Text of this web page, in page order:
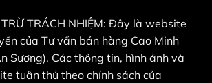
TRỪ TRÁCH NHIỆM: Đây là website
của Tư vấn bán hàng Cao Minh
Sương). Các thông tin, hình ảnh và
tuân thủ theo chính sách của